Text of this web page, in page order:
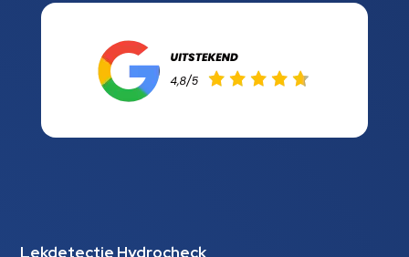
Lekdetectie Hydrocheck